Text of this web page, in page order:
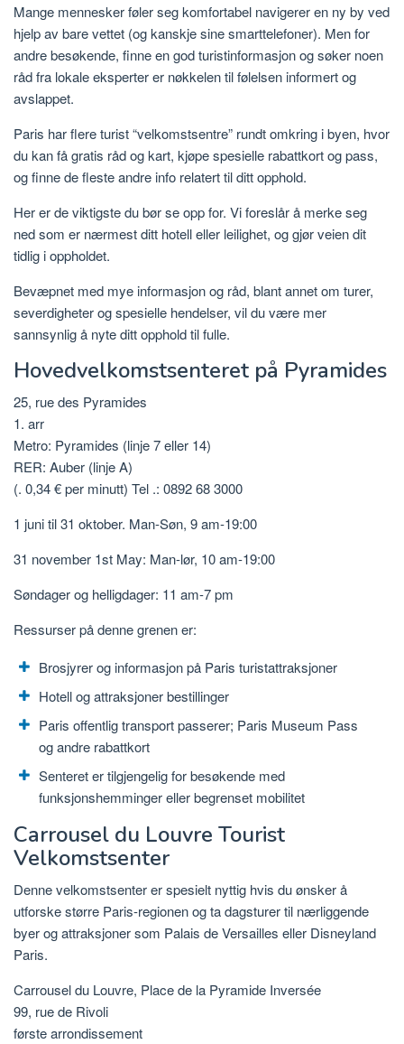
Mange mennesker føler seg komfortabel navigerer en ny by ved
hjelp av bare vettet (og kanskje sine smarttelefoner). Men for
andre besøkende, finne en god turistinformasjon og søker noen
råd fra lokale eksperter er nøkkelen til følelsen informert og
avslappet.
Paris har flere turist “velkomstsentre” rundt omkring i byen, hvor
du kan få gratis råd og kart, kjøpe spesielle rabattkort og pass,
og finne de fleste andre info relatert til ditt opphold.
Her er de viktigste du bør se opp for. Vi foreslår å merke seg
ned som er nærmest ditt hotell eller leilighet, og gjør veien dit
tidlig i oppholdet.
Bevæpnet med mye informasjon og råd, blant annet om turer,
severdigheter og spesielle hendelser, vil du være mer
sannsynlig å nyte ditt opphold til fulle.
Hovedvelkomstsenteret på Pyramides
25, rue des Pyramides
1. arr
Metro: Pyramides (linje 7 eller 14)
RER: Auber (linje A)
(. 0,34 € per minutt) Tel .: 0892 68 3000
1 juni til 31 oktober. Man-Søn, 9 am-19:00
31 november 1st May: Man-lør, 10 am-19:00
Søndager og helligdager: 11 am-7 pm
Ressurser på denne grenen er:
Brosjyrer og informasjon på Paris turistattraksjoner
Hotell og attraksjoner bestillinger
Paris offentlig transport passerer; Paris Museum Pass
og andre rabattkort
Senteret er tilgjengelig for besøkende med
funksjonshemminger eller begrenset mobilitet
Carrousel du Louvre Tourist
Velkomstsenter
Denne velkomstsenter er spesielt nyttig hvis du ønsker å
utforske større Paris-regionen og ta dagsturer til nærliggende
byer og attraksjoner som Palais de Versailles eller Disneyland
Paris.
Carrousel du Louvre, Place de la Pyramide Inversée
99, rue de Rivoli
første arrondissement